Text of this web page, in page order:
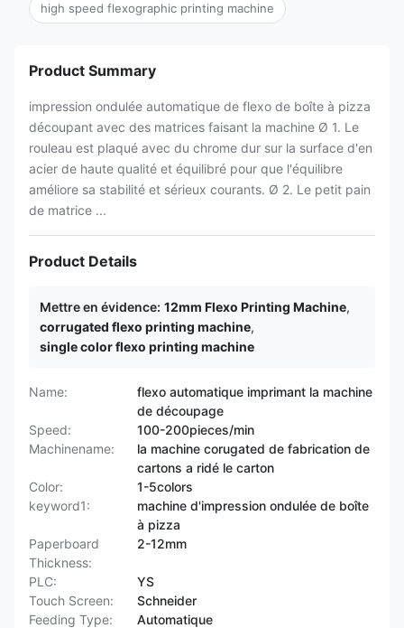
high speed flexographic printing machine
Product Summary
impression ondulée automatique de flexo de boîte à pizza
découpant avec des matrices faisant la machine Ø 1. Le
rouleau est plaqué avec du chrome dur sur la surface d'en
acier de haute qualité et équilibré pour que l'équilibre
améliore sa stabilité et sérieux courants. Ø 2. Le petit pain
de matrice ...
Product Details
Mettre en évidence: 12mm Flexo Printing Machine,
corrugated flexo printing machine,
single color flexo printing machine
Name:
flexo automatique imprimant la machine
de découpage
Speed:
100-200pieces/min
Machinename:
la machine corugated de fabrication de
cartons a ridé le carton
Color:
1-5colors
keyword1:
machine d'impression ondulée de boîte
à pizza
Paperboard
Thickness:
2-12mm
PLC:
YS
Touch Screen:
Schneider
Feeding Type:
Automatique